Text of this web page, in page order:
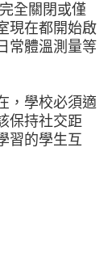
全關閉或僅
現在都開始啟
常體溫測量等
，學校必須適
保持社交距
習的學生互